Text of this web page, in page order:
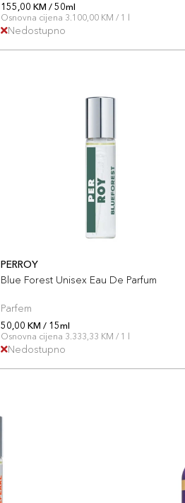
155,00 KM / 50ml
Osnovna cijena 3.100,00 KM / 1 l
Nedostupno
PERROY
Blue Forest Unisex Eau De Parfum
Parfem
50,00 KM / 15ml
Osnovna cijena 3.333,33 KM / 1 l
Nedostupno